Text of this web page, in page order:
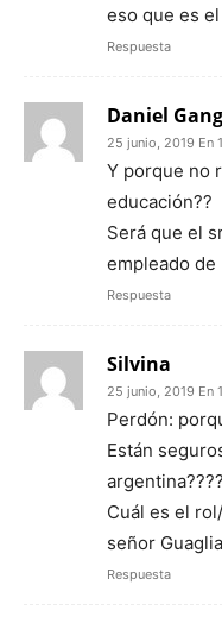
eso que es
Respuesta
Daniel
25 junio, 2019 En
Y porque no
educación??
Será que el
empleado de
Respuesta
Silvina
25 junio, 2019 En
Perdón:
Están
argentina????
Cuál es el
señor
Respuesta